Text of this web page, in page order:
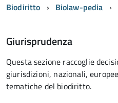
Biodiritto Biolaw-pedia
Giurisprudenza
Questa sezione raccoglie
giurisdizioni, nazionali,
tematiche del biodiritto.